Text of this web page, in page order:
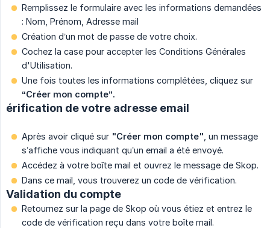
Remplissez le formulaire avec les informations demandées
: Nom, Prénom, Adresse mail
Création d’un mot de passe de votre choix.
Cochez la case pour accepter les Conditions Générales
d'Utilisation.
Une fois toutes les informations complétées, cliquez sur
“Créer mon compte”.
érification de votre adresse email
Après avoir cliqué sur "Créer mon compte" , un message
s’affiche vous indiquant qu’un email a été envoyé.
Accédez à votre boîte mail et ouvrez le message de Skop.
Dans ce mail, vous trouverez un code de vérification.
Validation du compte
Retournez sur la page de Skop où vous étiez et entrez le
code de vérification reçu dans votre boîte mail.